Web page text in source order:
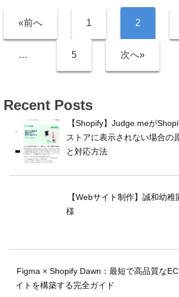
«前へ 1 2
… 5 次へ»
Recent Posts
【Shopify】Judge.meが
ストアに表示されない場合の
と対応方法
【Webサイト制作】誠和幼稚
様
Figma × Shopify Dawn：最短で高品質な
イトを構築する完全ガイド